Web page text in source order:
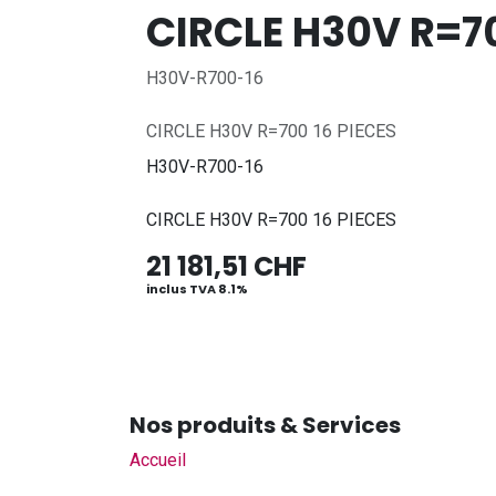
CIRCLE H30V
H30V-R700-16
CIRCLE H30V R=700 16 PIECES
H30V-R700-16
CIRCLE H30V R=700 16 PIECES
21 181,51 CHF
inclus TVA 8.1%
Nos produits & Services
Accueil